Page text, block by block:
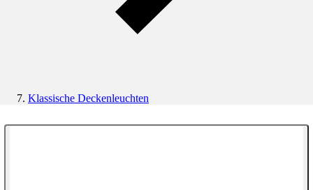
Klassische Deckenleuchten